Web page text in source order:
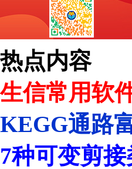
热点内容
生信常用软
KEGG通路
7种可变剪